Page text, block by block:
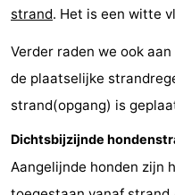
Steden
Sporten
-
Zwembaden
-
Fietsen
-
Wandelen
-
strand. Het is een witte
Verder raden we ook
de plaatselijke
strand(opgang) is
Dichtsbijzijnde
Aangelijnde honden zijn